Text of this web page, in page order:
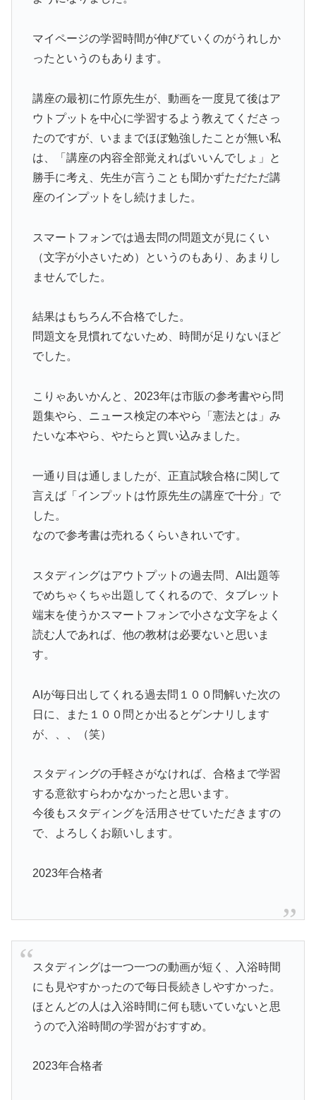
マイページの学習時間が伸びていくのがうれしか
ったというのもあります。
講座の最初に竹原先生が、動画を一度見て後はア
ウトプットを中心に学習するよう教えてくださっ
たのですが、いままでほぼ勉強したことが無い私
は、「講座の内容全部覚えればいいんでしょ」と
勝手に考え、先生が言うことも聞かずただただ講
座のインプットをし続けました。
スマートフォンでは過去問の問題文が見にくい
（文字が小さいため）というのもあり、あまりし
ませんでした。
結果はもちろん不合格でした。
問題文を見慣れてないため、時間が足りないほど
でした。
こりゃあいかんと、2023年は市販の参考書やら問
題集やら、ニュース検定の本やら「憲法とは」み
たいな本やら、やたらと買い込みました。
一通り目は通しましたが、正直試験合格に関して
言えば「インプットは竹原先生の講座で十分」で
した。
なので参考書は売れるくらいきれいです。
スタディングはアウトプットの過去問、AI出題等
でめちゃくちゃ出題してくれるので、タブレット
端末を使うかスマートフォンで小さな文字をよく
読む人であれば、他の教材は必要ないと思いま
す。
AIが毎日出してくれる過去問１００問解いた次の
日に、また１００問とか出るとゲンナリします
が、、、（笑）
スタディングの手軽さがなければ、合格まで学習
する意欲すらわかなかったと思います。
今後もスタディングを活用させていただきますの
で、よろしくお願いします。
2023年合格者
スタディングは一つ一つの動画が短く、入浴時間
にも見やすかったので毎日長続きしやすかった。
ほとんどの人は入浴時間に何も聴いていないと思
うので入浴時間の学習がおすすめ。
2023年合格者